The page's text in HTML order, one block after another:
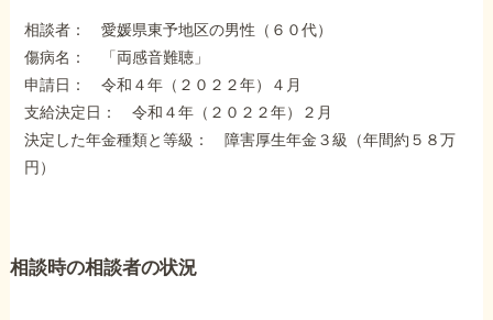
お客様からの感謝のお手紙
サイトマップ
相談者： 愛媛県東予地区の男性（６０代）
傷病名： 「両感音難聴」
申請日： 令和４年（２０２２年）４月
支給決定日： 令和４年（２０２２年）２月
決定した年金種類と等級： 障害厚生年金３級（年間約５８万
円）
相談時の相談者の状況